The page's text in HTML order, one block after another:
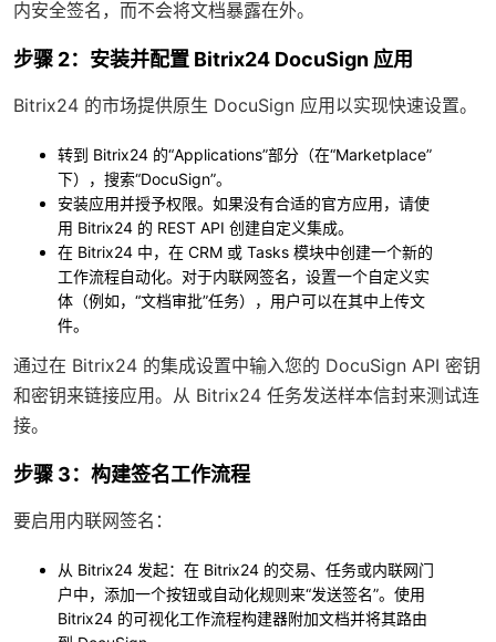
内安全签名，而不会将文档暴露在外。
步骤 2：安装并配置 Bitrix24 DocuSign 应用
Bitrix24 的市场提供原生 DocuSign 应用以实现快速设置。
转到 Bitrix24 的“Applications”部分（在“Marketplace”
下），搜索“DocuSign”。
安装应用并授予权限。如果没有合适的官方应用，请使
用 Bitrix24 的 REST API 创建自定义集成。
在 Bitrix24 中，在 CRM 或 Tasks 模块中创建一个新的
工作流程自动化。对于内联网签名，设置一个自定义实
体（例如，“文档审批”任务），用户可以在其中上传文
件。
通过在 Bitrix24 的集成设置中输入您的 DocuSign API 密钥
和密钥来链接应用。从 Bitrix24 任务发送样本信封来测试连
接。
步骤 3：构建签名工作流程
要启用内联网签名：
从 Bitrix24 发起：在 Bitrix24 的交易、任务或内联网门
户中，添加一个按钮或自动化规则来“发送签名”。使用
Bitrix24 的可视化工作流程构建器附加文档并将其路由